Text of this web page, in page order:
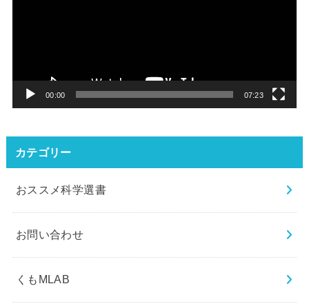
00:00 07:23
カテゴリー
おススメ科学選書
お問い合わせ
くもMLAB